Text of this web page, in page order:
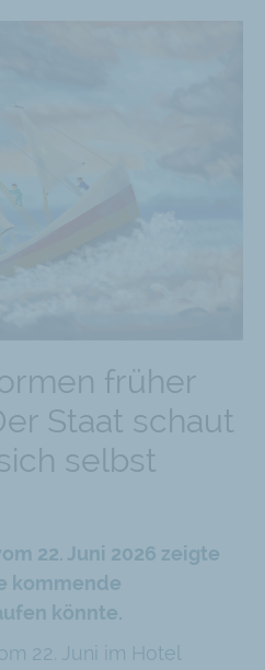
früher
Staat schaut
selbst
22. Juni 2026 zeigte
kommende
könnte.
22. Juni im Hotel